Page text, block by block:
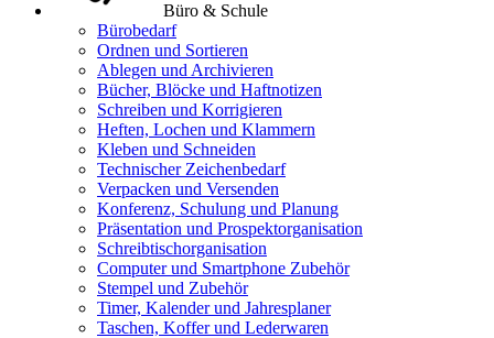
Büro & Schule
Bürobedarf
Ordnen und Sortieren
Ablegen und Archivieren
Bücher, Blöcke und Haftnotizen
Schreiben und Korrigieren
Heften, Lochen und Klammern
Kleben und Schneiden
Technischer Zeichenbedarf
Verpacken und Versenden
Konferenz, Schulung und Planung
Präsentation und Prospektorganisation
Schreibtischorganisation
Computer und Smartphone Zubehör
Stempel und Zubehör
Timer, Kalender und Jahresplaner
Taschen, Koffer und Lederwaren